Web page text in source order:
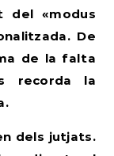
del «modus
De
de la falta
recorda la
dels jutjats.